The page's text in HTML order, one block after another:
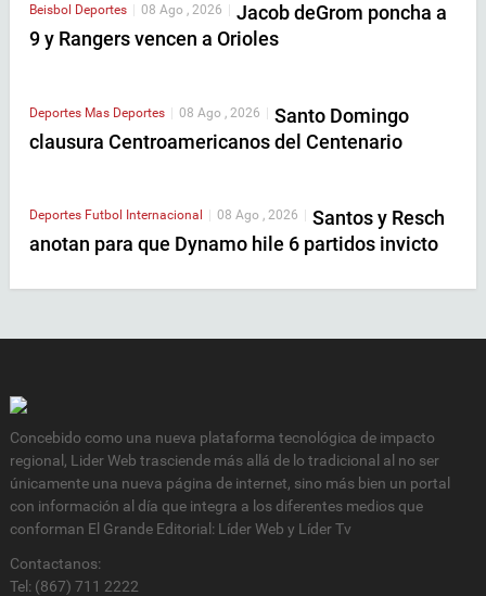
Beisbol Deportes 08 Ago , 2026
Jacob deGrom poncha a
9 y Rangers vencen a Orioles
Deportes Mas Deportes | 08 Ago , 2026 | Santo Domingo
clausura Centroamericanos del Centenario
Deportes Futbol Internacional 08 Ago , 2026
Santos y Resch
anotan para que Dynamo hile 6 partidos invicto
Concebido como una nueva plataforma tecnológica de impacto
regional, Lider Web trasciende más allá de lo tradicional al no ser
únicamente una nueva página de internet, sino más bien un portal
con información al día que integra a los diferentes medios que
conforman El Grande Editorial: Líder Web y Líder Tv
Contactanos:
Tel: (867) 711 2222